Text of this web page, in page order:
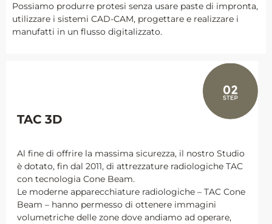
Possiamo produrre protesi senza usare paste di impronta,
utilizzare i sistemi CAD-CAM, progettare e realizzare i
manufatti in un flusso digitalizzato.
TAC 3D
Al fine di offrire la massima sicurezza, il nostro Studio
è dotato, fin dal 2011, di attrezzature radiologiche TAC
con tecnologia Cone Beam.
Le moderne apparecchiature radiologiche – TAC Cone
Beam – hanno permesso di ottenere immagini
volumetriche delle zone dove andiamo ad operare,